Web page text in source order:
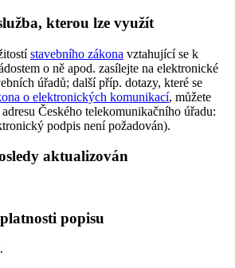
kterou lze využít
stavebního zákona vztahující se k
o ně apod. zasílejte na elektronické
úřadů; další příp. dotazy, které se
o elektronických komunikací, můžete
Českého telekomunikačního úřadu:
podpis není požadován).
aktualizován
popisu